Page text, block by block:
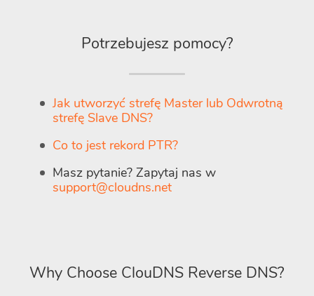
Potrzebujesz pomocy?
Jak utworzyć strefę Master lub Odwrotną
strefę Slave DNS?
Co to jest rekord PTR?
Masz pytanie? Zapytaj nas w
support@cloudns.net
Why Choose ClouDNS Reverse DNS?